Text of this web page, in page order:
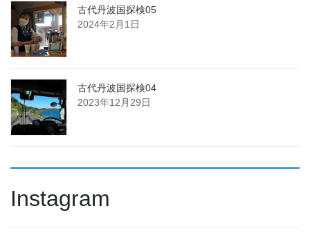
古代丹波国探検05
2024年2月1日
古代丹波国探検04
2023年12月29日
Instagram